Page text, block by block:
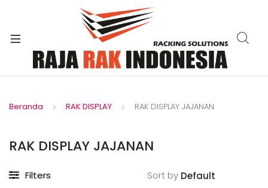
Beranda RAK DISPLAY RAK DISPLAY JAJANAN
RAK DISPLAY JAJANAN
Filters Sort by